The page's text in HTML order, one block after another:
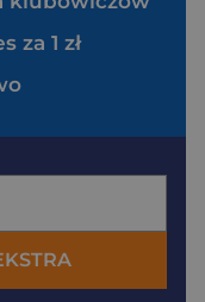
za 1 zł